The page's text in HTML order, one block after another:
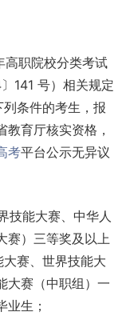
职院校分类考试
141 号）相关规定
条件的考生，报
育厅核实资格，
考平台公示无异议
技能大赛、中华人
赛）三等奖及以上
赛、世界技能大
大赛（中职组）一
生；